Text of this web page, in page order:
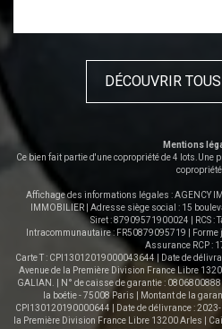
est idéale, proche de plusieurs
Alphonse Tavan, l'École
bénéficierez aussi de la
Cette maison est une
DÉCOUVRIR
Mentions
Ce bien fait partie d'une copropriété de 4 lots.Une
copropriété.
Affichage des informations légales : AGENCY
IMMOBILIER | Adresse siège social : 15
Siret : 87909571900024 | RCS :
Intracommunautaire : FR50879095719 | Forme
Assurance RCP :
Carte T : CPI13012019000043644 | Date de
Avenue de la Première Division France Libre
GALIAN. | N° de caisse de garantie :
la boétie - 75008 Paris | Montant de la
CPI130120190000644 | Date de délivrance :
la Première Division France Libre 13200 Arles |